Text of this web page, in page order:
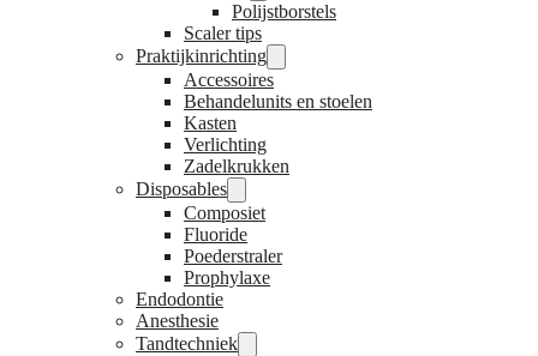
Polijstborstels
Scaler tips
Praktijkinrichting
Accessoires
Behandelunits en stoelen
Kasten
Verlichting
Zadelkrukken
Disposables
Composiet
Fluoride
Poederstraler
Prophylaxe
Endodontie
Anesthesie
Tandtechniek